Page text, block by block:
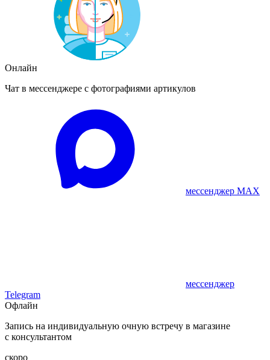
Онлайн
Чат в мессенджере с фотографиями артикулов
мессенджер MAX
мессенджер
Telegram
Офлайн
Запись на индивидуальную очную встречу в магазине
с консультантом
скоро